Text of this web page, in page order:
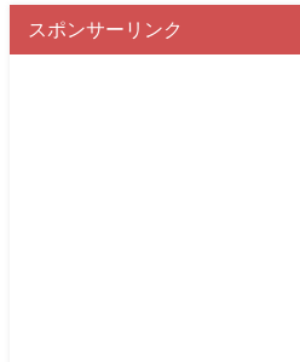
スポンサーリンク